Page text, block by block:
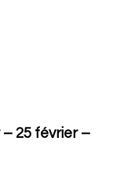
– 25 février –